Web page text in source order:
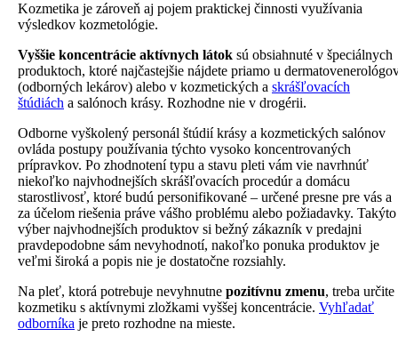
Kozmetika je zároveň aj pojem praktickej činnosti využívania
výsledkov kozmetológie.
Vyššie koncentrácie aktívnych látok sú obsiahnuté v špeciálnych
produktoch, ktoré najčastejšie nájdete priamo u
(odborných lekárov) alebo v kozmetických a skrášľovacích
štúdiách a salónoch krásy. Rozhodne nie v drogérii.
Odborne vyškolený personál štúdií krásy a kozmetických salónov
ovláda postupy používania týchto vysoko koncentrovaných
prípravkov. Po zhodnotení typu a stavu pleti vám vie navrhnúť
niekoľko najvhodnejších skrášľovacích procedúr a domácu
starostlivosť, ktoré budú personifikované – určené presne pre vás a
za účelom riešenia práve vášho problému alebo požiadavky. Takýto
výber najvhodnejších produktov si bežný zákazník v predajni
pravdepodobne sám nevyhodnotí, nakoľko ponuka produktov je
veľmi široká a popis nie je dostatočne rozsiahly.
Na pleť, ktorá potrebuje nevyhnutne pozitívnu zmenu, treba určite
kozmetiku s aktívnymi zložkami vyššej koncentrácie. Vyhľadať
odborníka je preto rozhodne na mieste.